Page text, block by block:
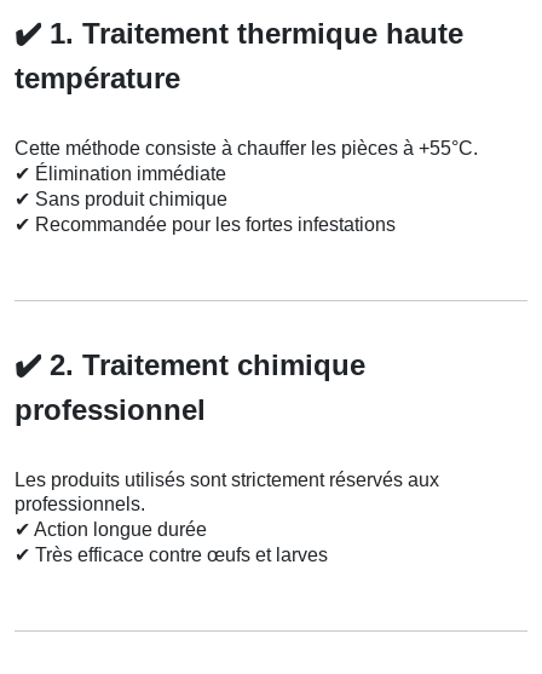
✔️ 1. Traitement thermique haute
température
Cette méthode consiste à chauffer les pièces à +55°C.
✔ Élimination immédiate
✔ Sans produit chimique
✔ Recommandée pour les fortes infestations
✔️ 2. Traitement chimique
professionnel
Les produits utilisés sont strictement réservés aux
professionnels.
✔ Action longue durée
✔ Très efficace contre œufs et larves